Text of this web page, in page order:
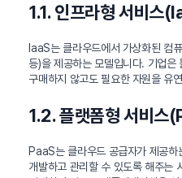
1.1. 인프라형 서비스
IaaS는 클라우드에서 가상화된 컴
등)을 제공하는 모델입니다. 기업은
구매하지 않고도 필요한 자원을 유
1.2. 플랫폼형 서비스
PaaS는 클라우드 공급자가 제공
개발하고 관리할 수 있도록 해주는